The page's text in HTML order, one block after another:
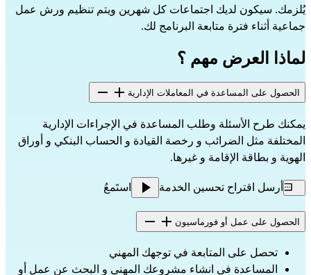
يُلزمك. سيكون لديك اجتماعات كل شهرين ويتم تنظيم ورش عمل
جماعية أثناء فترة متابعة البرنامج لك.
لماذا العرض مهم ؟
الحصول على المساعدة في المعاملات الإدارية
يمكنك طرح الأسئلة وطلب المساعدة في الإجراءات الإدارية
المختلفة مثل الضرائب و رخصة القيادة و الحساب البنكي و أوراق
الهوية و بطاقة الإقامة و غيرها.
أرسل اقتراح تحسين الخدمة استَمعُ
الحصول على عمل أو فورماسيون
تحصل على المتابعة في توجهك المهني
المساعدة في انشاء مشروعك المهني و البحث عن عمل أو